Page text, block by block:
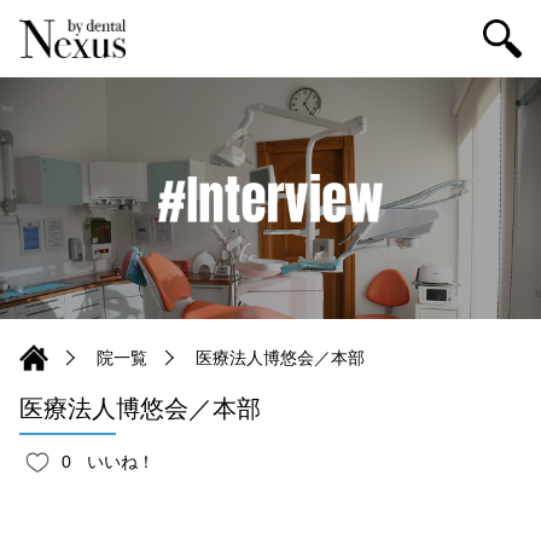
院一覧 医療法人博悠会／本部
医療法人博悠会／本部
0 いいね！